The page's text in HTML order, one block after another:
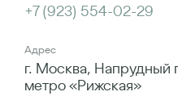
+7 (923) 554-02-29
Адрес
г. Москва, Напрудный
метро «Рижская»